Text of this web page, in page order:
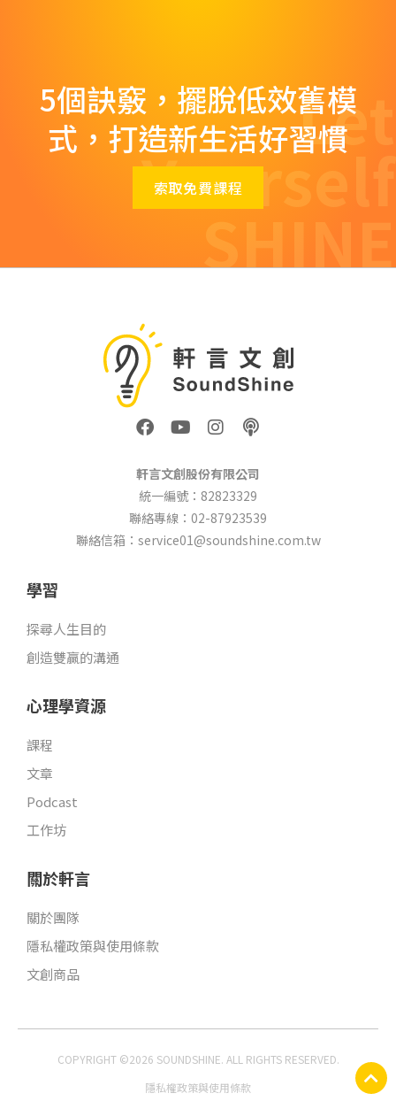
5個訣竅，擺脫低效舊模
式，打造新生活好習慣
索取免費課程
Let
Yourself
SHINE
F
a
e
b
o
o
k
Y
o
t
u
b
e
I
n
t
a
g
r
a
P
o
c
a
s
t
軒言文創股份有限公司
統一編號：82823329
聯絡專線：02-87923539
聯絡信箱：service01@soundshine.com.tw
學習
探尋人生目的
創造雙贏的溝通
心理學資源
課程
文章
Podcast
工作坊
關於軒言
關於團隊
隱私權政策與使用條款
文創商品
COPYRIGHT ©2026 SOUNDSHINE. ALL RIGHTS RESERVED.
隱私權政策與使用條款